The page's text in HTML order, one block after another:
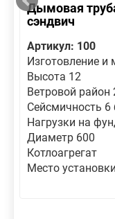
Дымовая
сэндвич
Артикул: 100
Изготовление
Высота 12
Ветровой район
Сейсмичность 6
Нагрузки на
Диаметр 600
Котлоагрегат
Место